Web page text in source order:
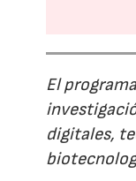
El
digitales,